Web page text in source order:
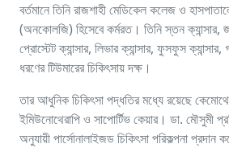
বর্তমানে তিনি রাজশাহী মেডিকেল কলেজ ও
(অনকোলজি) হিসেবে কর্মরত। তিনি স্তন ক্যান্সার,
প্রোস্টেট ক্যান্সার, লিভার ক্যান্সার, ফুসফুস ক্যান্সার,
ধরণের টিউমারের চিকিৎসায় দক্ষ।
তার আধুনিক চিকিৎসা পদ্ধতির মধ্যে রয়েছে
ইমিউনোথেরাপি ও সাপোর্টিভ কেয়ার। ডা. মৌসুমী
অনুযায়ী পার্সোনালাইজড চিকিৎসা পরিকল্পনা প্রদান